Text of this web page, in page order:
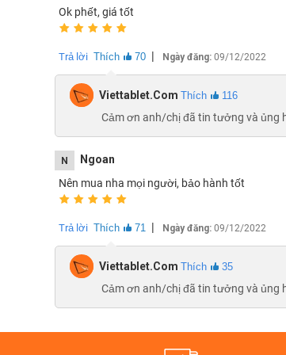
Màn hình OLED cao cấp
người dùng có thể sử dụng dễ dàng hơn ở
Ok phết, giá tốt
Trả lời Thích 70 | Ngày đăng: 09/12/2022
Viettablet.com Thích 116
Cảm ơn anh/chị đã tin tưởng và ủng
N
Ngoan
Nên mua nha mọi người, bảo hành tốt
Trả lời Thích 71 | Ngày đăng: 09/12/2022
Viettablet.com Thích 35
Cảm ơn anh/chị đã tin tưởng và ủng